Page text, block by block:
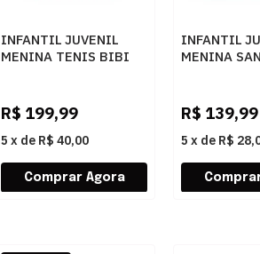
INFANTIL JUVENIL
MENINA TENIS BIBI
R$ 199,99
5 x de R$ 40,00
INFANTIL
MENINA
R$ 139,99
5 x de R$